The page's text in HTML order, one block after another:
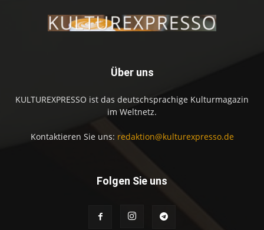
Über uns
KULTUREXPRESSO ist das deutschsprachige Kulturmagazin
im Weltnetz.
Kontaktieren Sie uns: redaktion@kulturexpresso.de
Folgen Sie uns